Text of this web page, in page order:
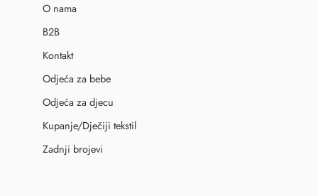
O nama
B2B
Kontakt
Odjeća za bebe
Odjeća za djecu
Kupanje/Dječiji tekstil
Zadnji brojevi